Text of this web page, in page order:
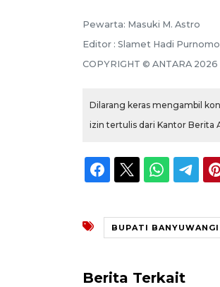
Pewarta: Masuki M. Astro
Editor : Slamet Hadi Purnomo
COPYRIGHT © ANTARA 2026
Dilarang keras mengambil
izin tertulis dari Kantor Berita
BUPATI BANYUWANGI
Berita Terkait